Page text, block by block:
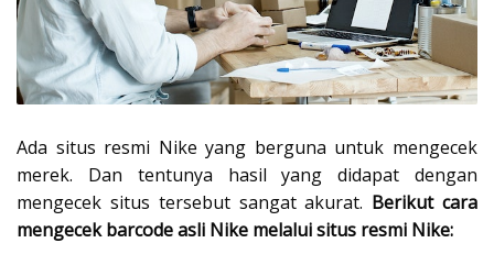
Ada situs resmi Nike yang berguna untuk mengecek
merek. Dan tentunya hasil yang didapat dengan
mengecek situs tersebut sangat akurat. Berikut cara
mengecek barcode asli Nike melalui situs resmi Nike: